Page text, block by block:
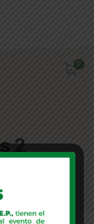
0
2